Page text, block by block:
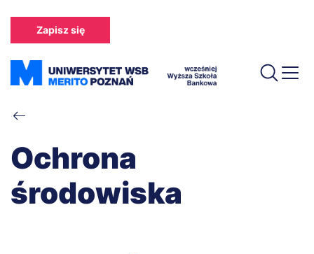
treści
Zapisz się
Ścieżka
nawigacyjna
Ochrona
środowiska